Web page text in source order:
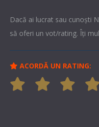
Dacă ai lucrat sau cunoşti
să oferi un vot/rating. Îți
ACORDĂ UN RATING: